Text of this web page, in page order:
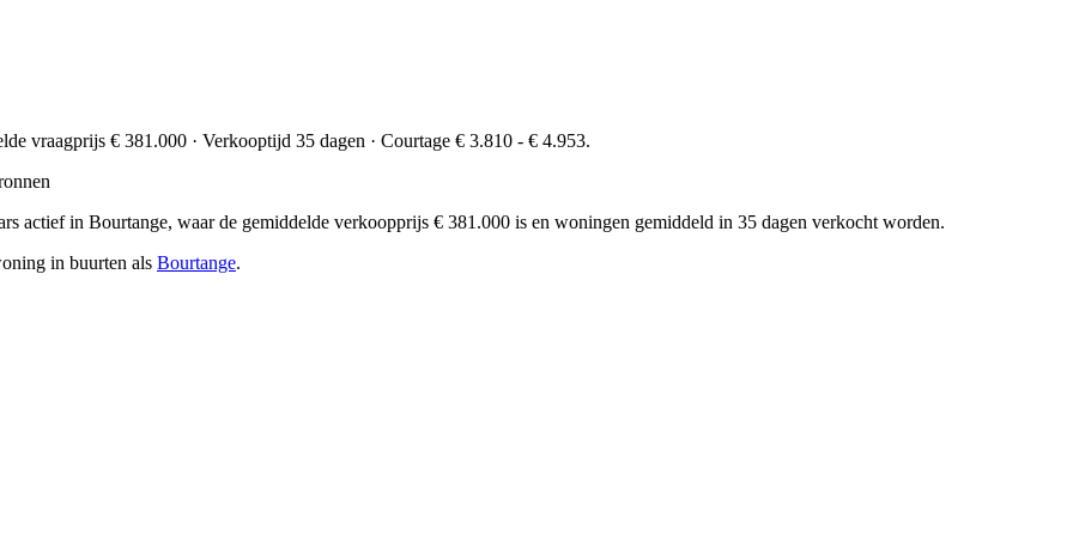
vraagprijs € 381.000 · Verkooptijd 35 dagen · Courtage € 3.810 - € 4.953.
actief in Bourtange, waar de gemiddelde verkoopprijs € 381.000 is en woningen gemiddeld in 35 dagen verkocht worden.
in buurten als Bourtange.